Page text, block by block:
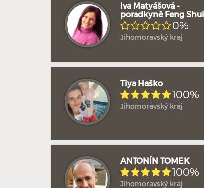
Iva Matyášová -
poradkyně Feng Shui
0%
Jihomoravský kraj
Tiya Haško
100%
Jihomoravský kraj
ANTONÍN TOMEK
100%
Jihomoravský kraj